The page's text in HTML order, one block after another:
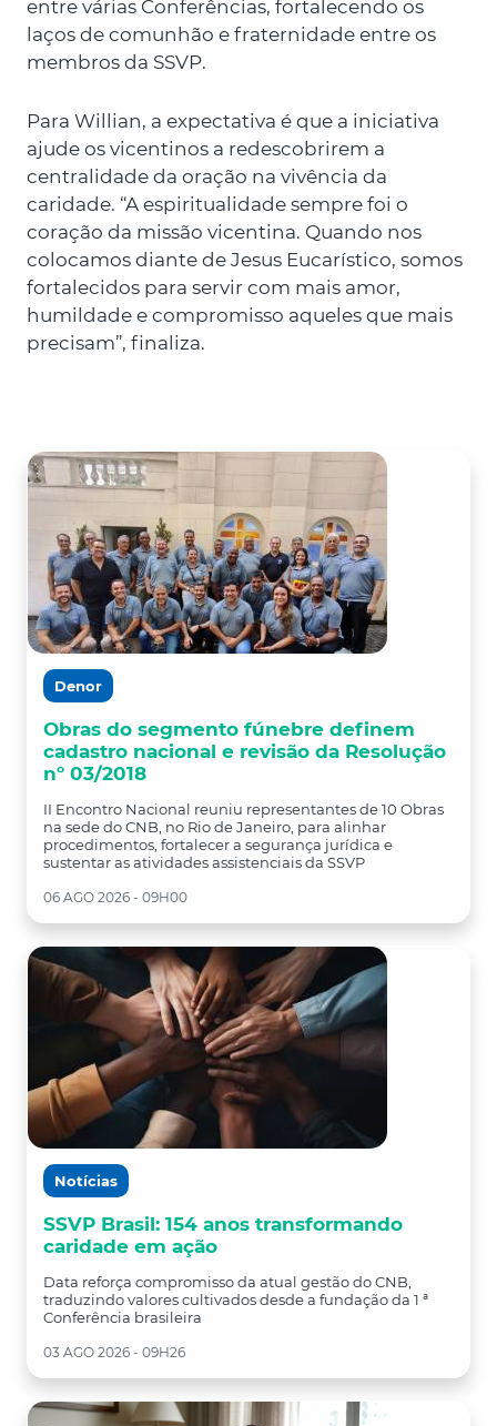
entre várias Conferências, fortalecendo os
laços de comunhão e fraternidade entre os
membros da SSVP.
Para Willian, a expectativa é que a iniciativa
ajude os vicentinos a redescobrirem a
centralidade da oração na vivência da
caridade. “A espiritualidade sempre foi o
coração da missão vicentina. Quando nos
colocamos diante de Jesus Eucarístico, somos
fortalecidos para servir com mais amor,
humildade e compromisso aqueles que mais
precisam”, finaliza.
Denor
Obras do segmento fúnebre definem
cadastro nacional e revisão da Resolução
nº 03/2018
II Encontro Nacional reuniu representantes de 10 Obras
na sede do CNB, no Rio de Janeiro, para alinhar
procedimentos, fortalecer a segurança jurídica e
sustentar as atividades assistenciais da SSVP
06 AGO 2026 - 09H00
Notícias
SSVP Brasil: 154 anos transformando
caridade em ação
Data reforça compromisso da atual gestão do CNB,
traduzindo valores cultivados desde a fundação da 1 ª
Conferência brasileira
03 AGO 2026 - 09H26